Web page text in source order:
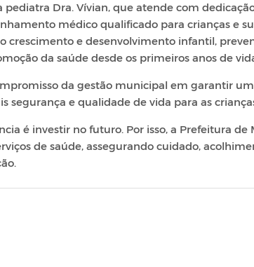
pediatra Dra. Vívian, que atende com
médico qualificado para crianças e
crescimento e desenvolvimento infantil,
da saúde desde os primeiros anos de
da gestão municipal em garantir
segurança e qualidade de vida para as
é investir no futuro. Por isso, a Prefeitura
de saúde, assegurando cuidado,